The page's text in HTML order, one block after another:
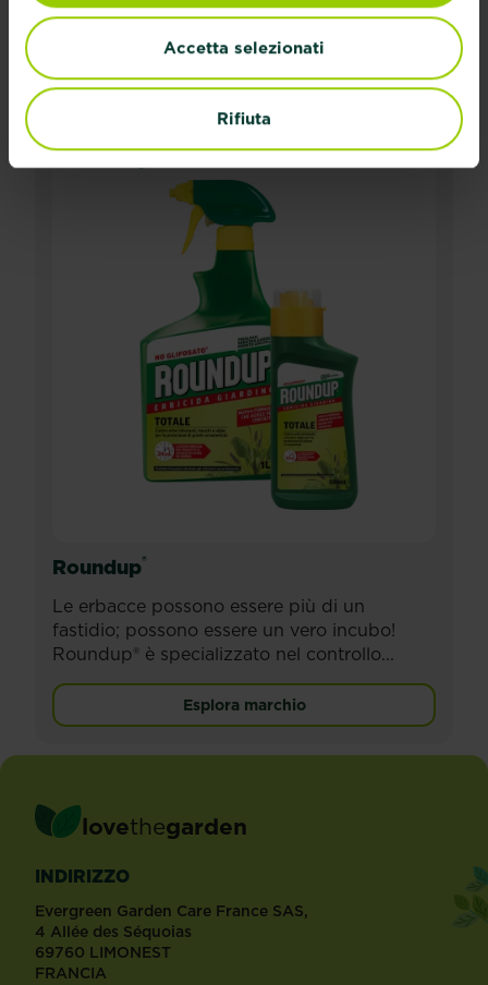
Accetta selezionati
Rifiuta
Roundup®
Le erbacce possono essere più di un
fastidio; possono essere un vero incubo!
Roundup® è specializzato nel controllo...
Esplora marchio
lovethegarden
INDIRIZZO
Evergreen Garden Care France SAS,
4 Allée des Séquoias
69760 LIMONEST
FRANCIA